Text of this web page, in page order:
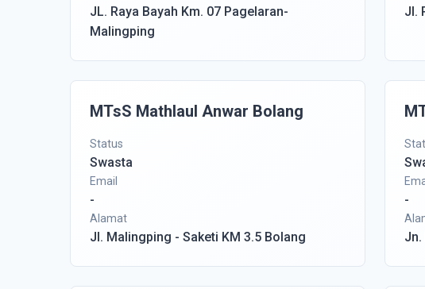
JL. Raya Bayah Km. 07 Pagelaran-
Malingping
Jl.
MTsS Mathlaul Anwar Bolang
Status
Swasta
Email
-
Alamat
Jl. Malingping - Saketi KM 3.5 Bolang
-
Jn.